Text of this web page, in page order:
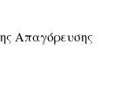
Απαγόρευσης